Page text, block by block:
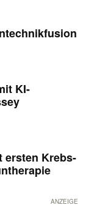
KI-
ersten Krebs-
ANZEIGE